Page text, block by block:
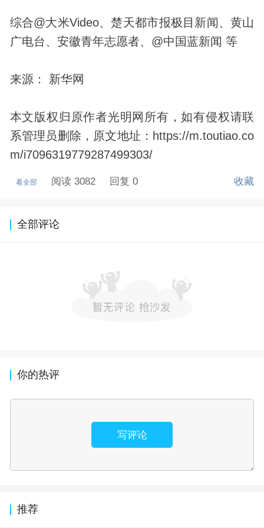
综合@大米Video、楚天都市报极目新闻、黄山
广电台、安徽青年志愿者、@中国蓝新闻 等
来源： 新华网
本文版权归原作者光明网所有，如有侵权请联
系管理员删除，原文地址：https://m.toutiao.co
m/i7096319779287499303/
看全部 阅读 3082 回复 0 收藏
全部评论
你的热评
写评论
推荐